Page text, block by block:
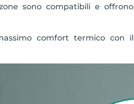
sono compatibili e offrono
comfort termico con il